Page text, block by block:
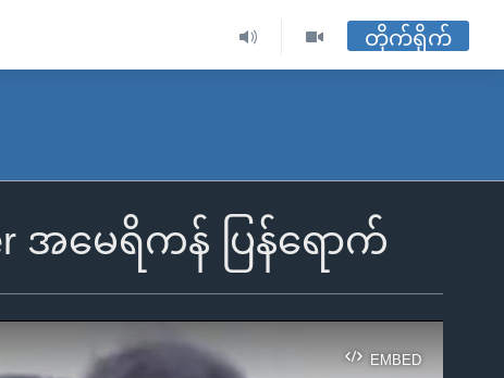
တိုက်ရိုက်
အမေရိကန် ပြန်ရောက်
EMBED